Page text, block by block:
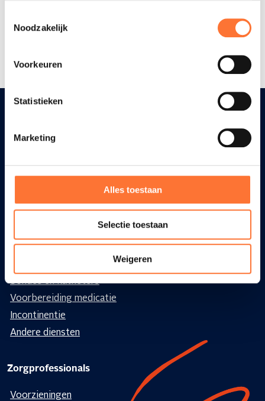
Noodzakelijk
Voorkeuren
Statistieken
Marketing
Alles toestaan
Selectie toestaan
Weigeren
dat je aantal zaken zelf moet voorzien
aanvraag en bij je eerste verzorging krijg je
thuisverpleegkundige leg je ook
Diensten
Diabetes
Oncologische zorgen
Geestelijke zorg en dementie
Sondes en katheters
Voorbereiding medicatie
Incontinentie
Andere diensten
Zorgprofessionals
Voorzieningen